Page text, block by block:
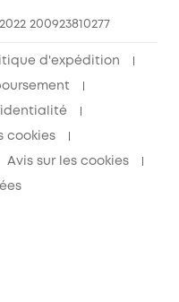
200923810277
d'expédition
cookies
Avis sur les cookies